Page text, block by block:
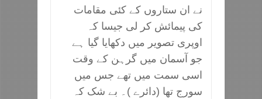
نے ان ستاروں کے کئی مقامات
کی پیمائش کر لی جیسا کہ
اوپری تصویر میں دکھایا گیا ہے
جو آسمان میں گرہن کے وقت
اسی سمت میں تھے جس میں
سورج تھا (دائرے )۔ بے شک کہ